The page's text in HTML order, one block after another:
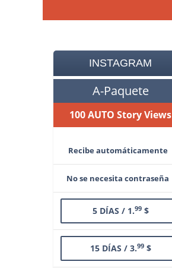
INSTAGRAM
A-Paquete
100 AUTO Story Views
Recibe automáticamente
No se necesita contraseña
5 DÍAS / 1.99$
15 DÍAS / 3.99$